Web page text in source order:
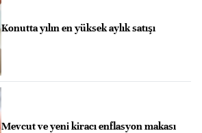
Konutta yılın en yüksek aylık satışı
Mevcut ve yeni kiracı enflasyon makası